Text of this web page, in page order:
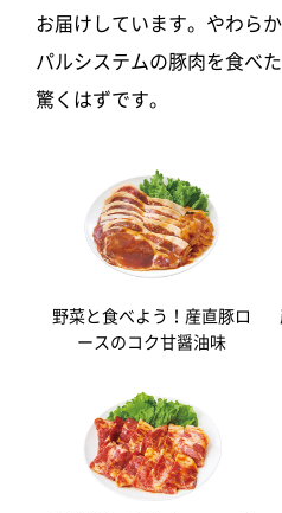
お届けしています。やわら
パルシステムの豚肉を食べ
驚くはずです。
野菜と食べよう！産直豚ロ
ースのコク甘醤油味